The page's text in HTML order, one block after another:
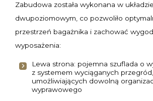
Zabudowa została wykonana w układzie
dwupoziomowym, co pozwoliło
przestrzeń bagażnika i zachować
wyposażenia:
Lewa strona: pojemna szuflada o
z systemem wyciąganych przegród,
umożliwiających dowolną
wyprawowego